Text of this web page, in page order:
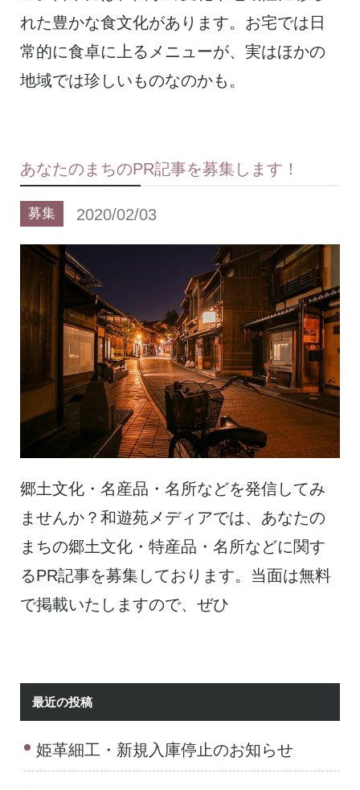
れた豊かな食文化があります。お宅では日
常的に食卓に上るメニューが、実はほかの
地域では珍しいものなのかも。
あなたのまちのPR記事を募集します！
募集 2020/02/03
郷土文化・名産品・名所などを発信してみ
ませんか？和遊苑メディアでは、あなたの
まちの郷土文化・特産品・名所などに関す
るPR記事を募集しております。当面は無料
で掲載いたしますので、ぜひ
最近の投稿
姫革細工・新規入庫停止のお知らせ